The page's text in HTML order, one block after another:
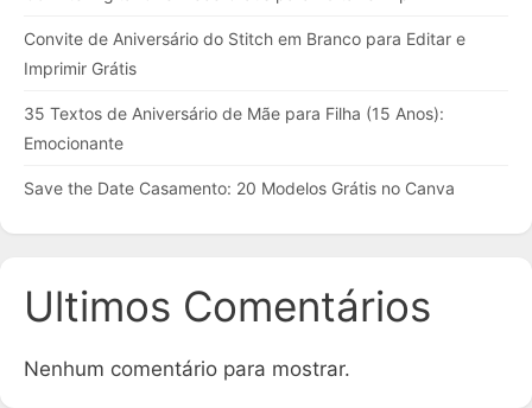
Convite de Aniversário do Stitch em Branco para Editar e
Imprimir Grátis
35 Textos de Aniversário de Mãe para Filha (15 Anos):
Emocionante
Save the Date Casamento: 20 Modelos Grátis no Canva
Ultimos Comentários
Nenhum comentário para mostrar.